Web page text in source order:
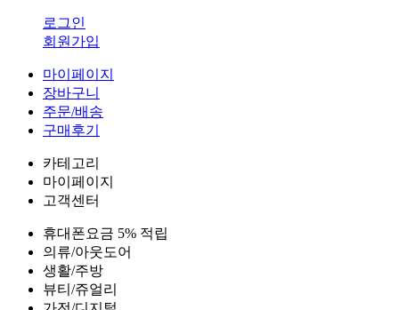
로그인
회원가입
마이페이지
장바구니
주문/배송
구매후기
카테고리
마이페이지
고객센터
휴대폰요금 5% 적립
의류/아웃도어
생활/주방
뷰티/쥬얼리